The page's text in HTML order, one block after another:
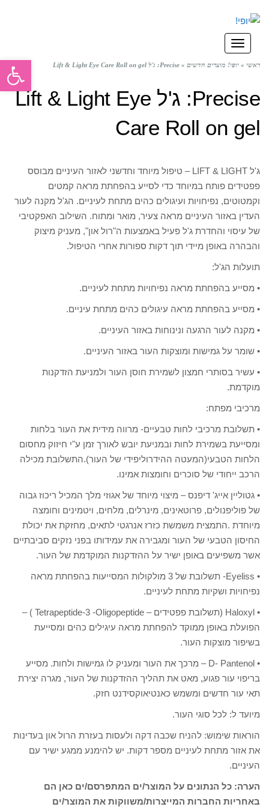
תפריט
ראשי » יופי! מוצרים חדשים » Precise: ג'ל Lift & Light Eye Care Roll on gel
Precise: ג'ל Lift & Light Eye
Care Roll on gel
ג'ל LIFT & LIGHT – טיפול מיוחד וחדשני לאזור העיניים מבוסס
פפטידים פותח במיוחד כדי לסייע בהפחתת מראה קמטים
וקמטוטים, נפיחויות ועיגולים כהים מתחת לעיניים. הג'ל מקנה לעור
העדין באזור העיניים מראה צעיר, מואר ומתוח. השילוב האפקטיבי
של עיסוי והחדרת ג'ל פעיל באמצעות ה"רול און", מעניק מיצוק
והבהרה באופן מיידי תוך דקות ספורות אחרי הטיפול.
תועלות הג'ל:
• מסייע בהפחתת מראה נפיחויות מתחת לעיניים.
• מסייע בהפחתת מראה עיגולים כהים מתחת עיניים.
• מקנה לעור הרגעה ונינוחות באזור העיניים.
• שומר על גמישות ומוצקות העור באזור העיניים.
• עשיר בסותרי חמצון לשמירת חוסן העור ולמניעת הזדקנות
מוקדמת.
מרכיבי מפתח:
• תשלובת מרכיבי לחות טבעיים- מרווה מידית את העור בלחות
ומסייעת בשמירת לחות ובמניעת יובש לאורך זמן ע"י חיזוק מחסום
הלחות הטבעי(המעטה ההידרוליפידי של העור).התשלובת מכילה
הרכב ייחודי של סוכרים וחומצות אמינו.
• גטוליין אייג' דיפנס – מיצוי מיוחד של אגוזי מלך המכיל ריכוז גבוה
של פוליפנולים, פרוטאינים, מינרלים, מלחים, ויטמינים וחומצה
מיוחדת .התמצית משמשת כזרז אנרגטי לתאים, מחזקת את יכולת
החיסון הטבעי של העור ומגבירה את עמידותו בפני נזקים סביבתיים
אשר משפיעים באופן ישיר על ההזדקנות המוקדמת של העור.
• Eyeliss- תשלובת של 3 מולקולות המסייעות בהפחתת מראה
נפיחויות ושקיות מתחת לעיניים.
• Haloxyl (תשלובת פפטידים – Tetrapeptide-3 -Oligopeptide ) –
הפועלת באופן ממוקד להפחתת מראה עיגילים כהים ומסייעת
בשיפור מוצקות העור.
• D- Pantenol – מרכך את העור ומעניק לו גמישות ולחות. מסייע
בריפוי עור פגוע, מאט את תהליך ההזדקנות של העור, מגרה יצירת
תאי עור חדשים ומשמש כאנטיאוקסידנט חזק.
מיועד ל: לכל סוגי העור.
הוראות שימוש: להניח שכבה דקה ולעסות בעזרת הרול און בעדינות
את אזור מתחת לעיניים מספר דקות. יש להימנע ממגע ישיר עם
העיניים.
הערה: כל הנתונים על המוצר/ים המתפרסם/ים כאן הם
באחריות החברות המייצרות/משווקות את המוצר/ים
פתח